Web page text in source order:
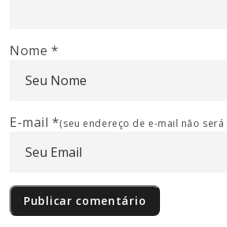
Nome *
E-mail *(seu endereço de e-mail não